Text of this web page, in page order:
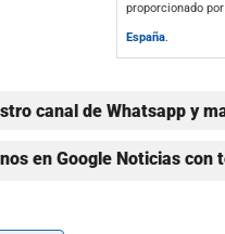
proporcionado por
España.
canal de Whatsapp y
en Google Noticias con